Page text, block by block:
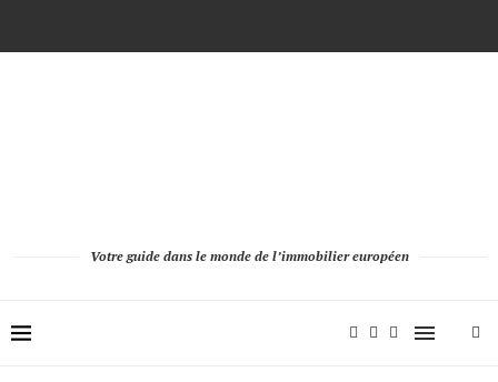
Votre guide dans le monde de l’immobilier européen